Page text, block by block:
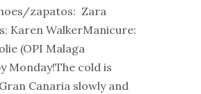
zapatos: Zara
Karen WalkerManicure:
(OPI Malaga
Monday!The cold is
Canaria slowly and